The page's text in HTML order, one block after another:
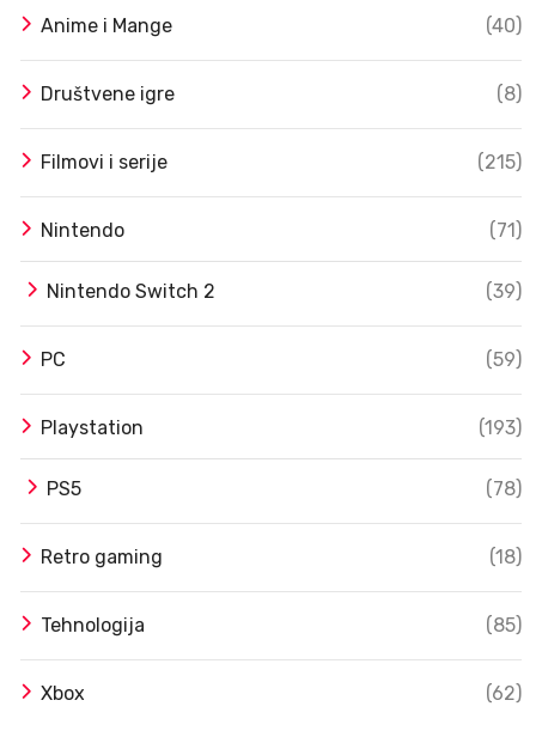
Anime i Mange (40)
Društvene igre (8)
Filmovi i serije (215)
Nintendo (71)
Nintendo Switch 2 (39)
PC (59)
Playstation (193)
PS5 (78)
Retro gaming (18)
Tehnologija (85)
Xbox (62)